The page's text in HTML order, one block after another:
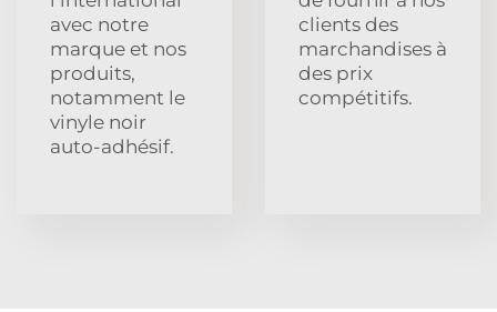
avec notre
marque et nos
produits,
notamment le
vinyle noir
auto-adhésif.
clients des
marchandises à
des prix
compétitifs.